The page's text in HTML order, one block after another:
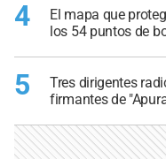
4
El mapa que
los 54 puntos de
5
Tres dirigentes
firmantes de